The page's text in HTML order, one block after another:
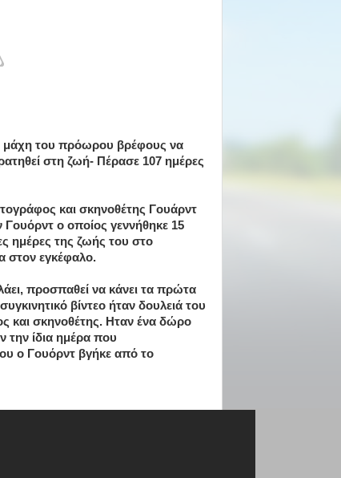
μάχη του πρόωρου βρέφους να
στη ζωή- Πέρασε 107 ημέρες
και σκηνοθέτης Γουάρντ
Γουόρντ ο οποίος γεννήθηκε 15
ημέρες της ζωής του στο
στον εγκέφαλο.
προσπαθεί να κάνει τα πρώτα
βίντεο ήταν δουλειά του
και σκηνοθέτης. Ηταν ένα δώρο
την ίδια ημέρα που
ο Γουόρντ βγήκε από το